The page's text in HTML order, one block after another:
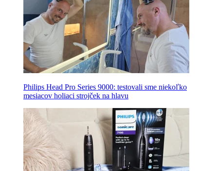
Philips Head Pro Series 9000: testovali sme niekoľko
mesiacov holiaci strojček na hlavu